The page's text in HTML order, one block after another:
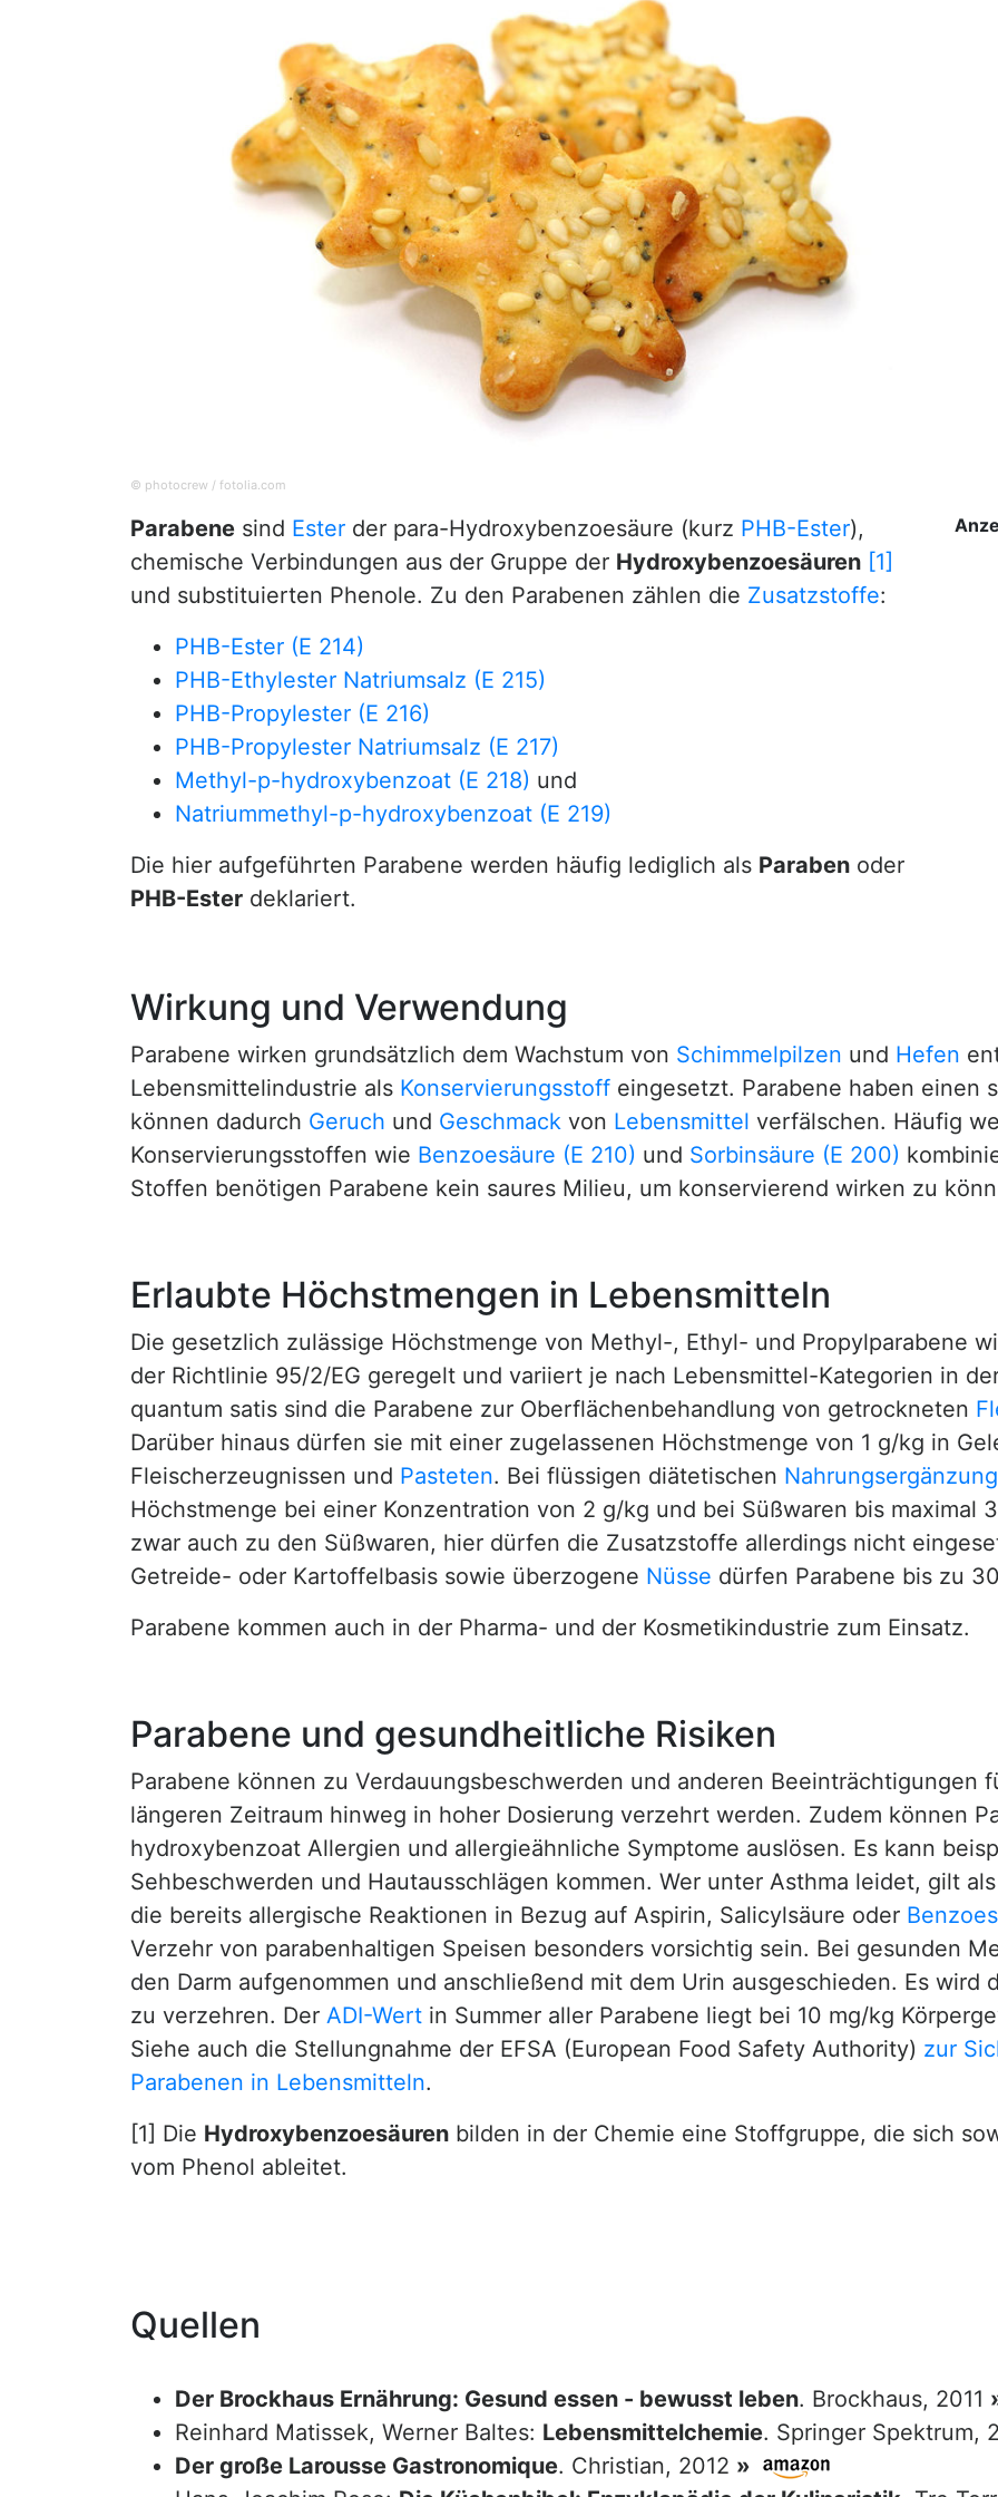
© photocrew / fotolia.com
Parabene sind Ester der para-Hydroxybenzoesäure (kurz PHB-Ester),
chemische Verbindungen aus der Gruppe der Hydroxybenzoesäuren [1]
und substituierten Phenole. Zu den Parabenen zählen die Zusatzstoffe:
PHB-Ester (E 214)
PHB-Ethylester Natriumsalz (E 215)
PHB-Propylester (E 216)
PHB-Propylester Natriumsalz (E 217)
Methyl-p-hydroxybenzoat (E 218) und
Natriummethyl-p-hydroxybenzoat (E 219)
Die hier aufgeführten Parabene werden häufig lediglich als Paraben oder
PHB-Ester deklariert.
Wirkung und Verwendung
Parabene wirken grundsätzlich dem Wachstum von Schimmelpilzen und Hefen
Lebensmittelindustrie als Konservierungsstoff eingesetzt. Parabene haben einen
können dadurch Geruch und Geschmack von Lebensmittel verfälschen. Häufig
Konservierungsstoffen wie Benzoesäure (E 210) und Sorbinsäure (E 200)
Stoffen benötigen Parabene kein saures Milieu, um konservierend wirken zu
Erlaubte Höchstmengen in Lebensmitteln
Die gesetzlich zulässige Höchstmenge von Methyl-, Ethyl- und Propylparabene
der Richtlinie 95/2/EG geregelt und variiert je nach Lebensmittel-Kategorien in
quantum satis sind die Parabene zur Oberflächenbehandlung von getrockneten
Darüber hinaus dürfen sie mit einer zugelassenen Höchstmenge von 1 g/kg in
Fleischerzeugnissen und Pasteten. Bei flüssigen diätetischen
Höchstmenge bei einer Konzentration von 2 g/kg und bei Süßwaren bis maximal
zwar auch zu den Süßwaren, hier dürfen die Zusatzstoffe allerdings nicht
Getreide- oder Kartoffelbasis sowie überzogene Nüsse dürfen Parabene bis zu
Parabene kommen auch in der Pharma- und der Kosmetikindustrie zum Einsatz.
Parabene und gesundheitliche Risiken
Parabene können zu Verdauungsbeschwerden und anderen Beeinträchtigungen
längeren Zeitraum hinweg in hoher Dosierung verzehrt werden. Zudem können
hydroxybenzoat Allergien und allergieähnliche Symptome auslösen. Es kann
Sehbeschwerden und Hautausschlägen kommen. Wer unter Asthma leidet, gilt
die bereits allergische Reaktionen in Bezug auf Aspirin, Salicylsäure oder
Verzehr von parabenhaltigen Speisen besonders vorsichtig sein. Bei gesunden
den Darm aufgenommen und anschließend mit dem Urin ausgeschieden. Es wird
zu verzehren. Der ADI-Wert in Summer aller Parabene liegt bei 10 mg/kg
Siehe auch die Stellungnahme der EFSA (European Food Safety Authority) zur
Parabenen in Lebensmitteln.
[1] Die Hydroxybenzoesäuren bilden in der Chemie eine Stoffgruppe, die sich
vom Phenol ableitet.
Quellen
Der Brockhaus Ernährung: Gesund essen - bewusst leben. Brockhaus, 2011
Reinhard Matissek, Werner Baltes: Lebensmittelchemie. Springer Spektrum,
Der große Larousse Gastronomique. Christian, 2012 »